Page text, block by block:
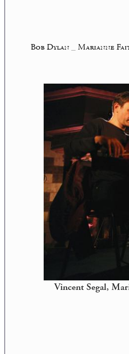
Bob Dylan_ Marianne
Vincent Segal,